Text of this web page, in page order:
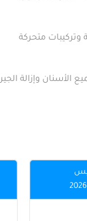
وتركيبات متحركة
الأسنان وإزالة الجير